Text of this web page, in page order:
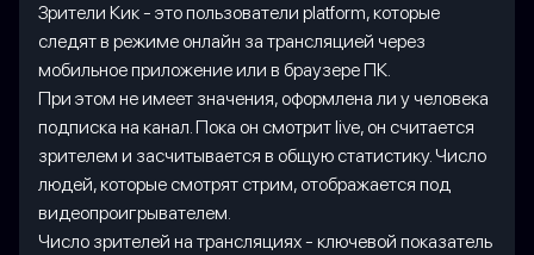
Зрители Кик - это пользователи platform, которые
следят в режиме онлайн за трансляцией через
мобильное приложение или в браузере ПК.
При этом не имеет значения, оформлена ли у человека
подписка на канал. Пока он смотрит live, он считается
зрителем и засчитывается в общую статистику. Число
людей, которые смотрят стрим, отображается под
видеопроигрывателем.
Число зрителей на трансляциях - ключевой показатель